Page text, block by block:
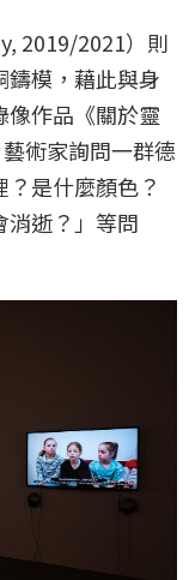
2019/2021）則
模，藉此與身
像作品《關於靈
術家詢問一群德
是什麼顏色？
消逝？」等問